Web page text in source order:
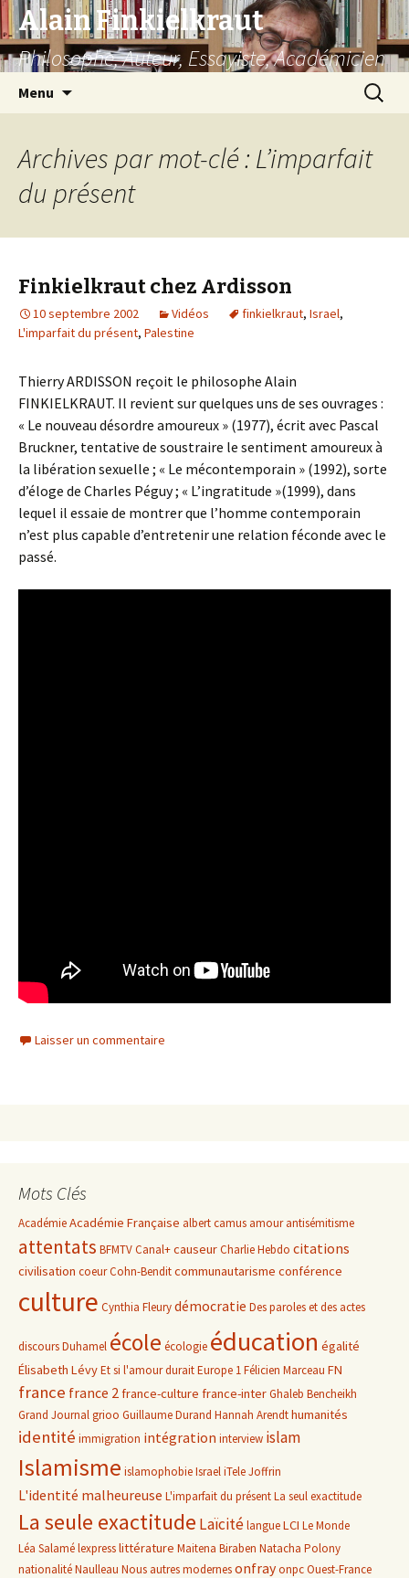
Alain Finkielkraut
Philosophe, Auteur, Essayiste, Académicien
Menu
Archives par mot-clé : L’imparfait
du présent
Finkielkraut chez Ardisson
10 septembre 2002 Vidéos finkielkraut, Israel,
L'imparfait du présent, Palestine
Thierry ARDISSON reçoit le philosophe Alain
FINKIELKRAUT. Il revient sur quelques uns de ses ouvrages :
« Le nouveau désordre amoureux » (1977), écrit avec Pascal
Bruckner, tentative de soustraire le sentiment amoureux à
la libération sexuelle ; « Le mécontemporain » (1992), sorte
d’éloge de Charles Péguy ; « L’ingratitude »(1999), dans
lequel il essaie de montrer que l’homme contemporain
n’est plus capable d’entretenir une relation féconde avec le
passé.
Laisser un commentaire
Mots Clés
AcadémieAcadémie Française albert camus amour antisémitisme
attentats BFMTVCanal+causeurCharlie Hebdo citations
civilisation coeurCohn-Benditcommunautarisme conférence
culture Cynthia Fleurydémocratie Des paroles et des actes
discoursDuhamel école écologie éducation égalité
Élisabeth LévyEt si l'amour duraitEurope 1Félicien Marceau FN
france france 2france-culture france-interGhaleb Bencheikh
Grand Journalgrioo Guillaume Durand Hannah Arendthumanités
identité immigration intégration interview islam
Islamisme islamophobieIsraeliTeleJoffrin
L'identité malheureuse L'imparfait du présentLa seul exactitude
La seule exactitude LaïcitélangueLCI Le Monde
Léa Salamélexpresslittérature Maitena Biraben Natacha Polony
nationalitéNaulleau Nous autres modernesonfrayonpcOuest-France